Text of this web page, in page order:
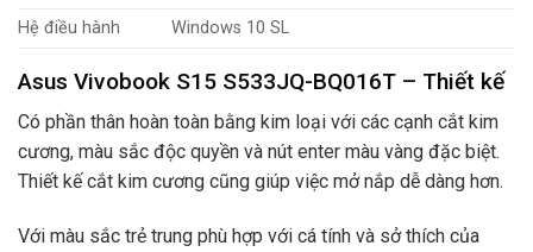
Hệ điều hành
Windows 10 SL
Asus Vivobook S15 S533JQ-BQ016T – Thiết kế
Có phần thân hoàn toàn bằng kim loại với các cạnh cắt kim
cương, màu sắc độc quyền và nút enter màu vàng đặc biệt.
Thiết kế cắt kim cương cũng giúp việc mở nắp dễ dàng hơn.
Với màu sắc trẻ trung phù hợp với cá tính và sở thích của